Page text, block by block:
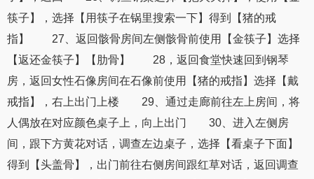
筷子】，选择【用筷子在锅里搜索一下】得到【猪的戒
指】 27、返回骸骨房间左侧骸骨前使用【金筷子】选择
【返还金筷子】【肋骨】 28，返回食堂快速回到钢琴
房，返回女性石像房间在石像前使用【猪的戒指】选择【戴
戒指】，右上出门上楼 29、通过走廊前往左上房间，将
人偶放在对应颜色桌子上，向上出门 30、进入左侧房
间，跟下方黄花对话，调查左边桌子，选择【看桌子下面】
得到【头盖骨】，出门前往右侧房间跟红草对话，返回调查